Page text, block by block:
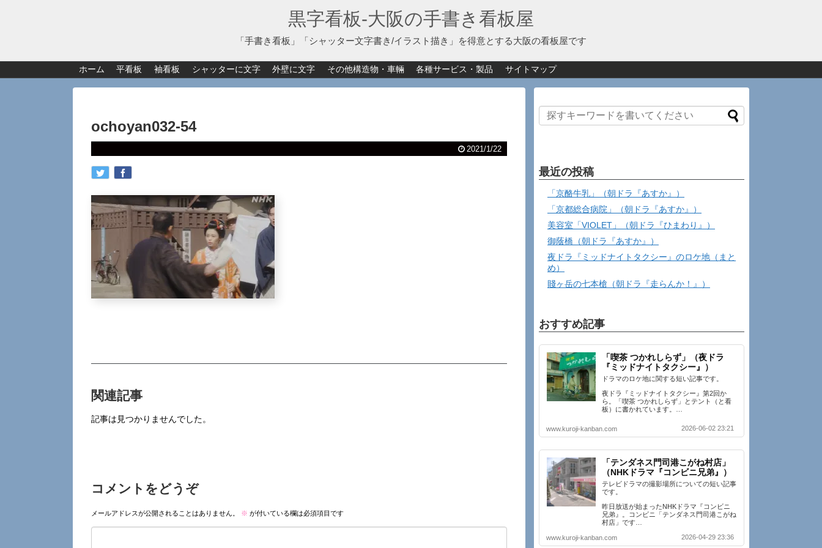
黒字看板‐大阪の手書き看板屋
「手書き看板」「シャッター文字書き/イラスト描き」を得意とする大阪の看板屋です
ホーム 平看板 袖看板 シャッターに文字 外壁に文字 その他構造物・車輛 各種サービス・製品 サイトマップ
ochoyan032-54
2021/1/22
関連記事
記事は見つかりませんでした。
コメントをどうぞ
メールアドレスが公開されることはありません。 ※ が付いている欄は必須項目です
最近の投稿
「京酪牛乳」（朝ドラ『あすか』）
「京都総合病院」（朝ドラ『あすか』）
美容室「VIOLET」（朝ドラ『ひまわり』）
御蔭橋（朝ドラ『あすか』）
夜ドラ『ミッドナイトタクシー』のロケ地（まと
め）
賤ヶ岳の七本槍（朝ドラ『走らんか！』）
おすすめ記事
「喫茶 つかれしらず」（夜ドラ
『ミッドナイトタクシー』）
ドラマのロケ地に関する短い記事です。
夜ドラ『ミッドナイトタクシー』第2回か
ら。「喫茶 つかれしらず」とテント（と看
板）に書かれています。…
www.kuroji-kanban.com 2026-06-02 23:21
「テンダネス門司港こがね村店」
（NHKドラマ『コンビニ兄弟』）
テレビドラマの撮影場所についての短い記事
です。
昨日放送が始まったNHKドラマ『コンビニ
兄弟』。コンビニ「テンダネス門司港こがね
村店」です…
www.kuroji-kanban.com 2026-04-29 23:36